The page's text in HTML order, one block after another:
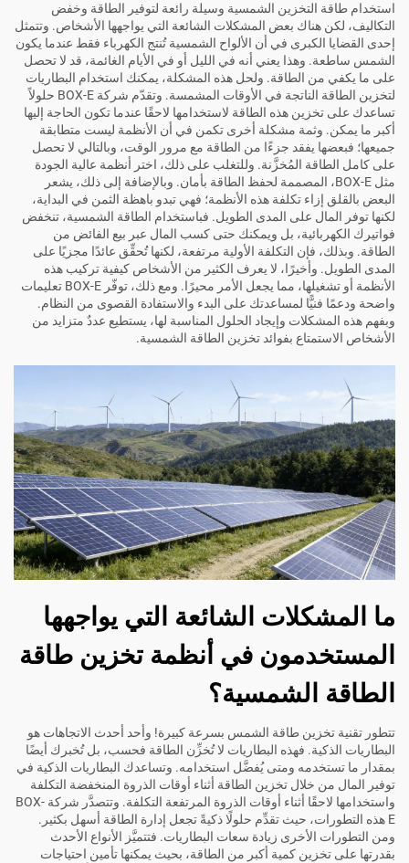
استخدام طاقة التخزين الشمسية وسيلة رائعة لتوفير الطاقة وخفض
التكاليف، لكن هناك بعض المشكلات الشائعة التي يواجهها الأشخاص. وتتمثل
إحدى القضايا الكبرى في أن الألواح الشمسية تُنتج الكهرباء فقط عندما يكون
الشمس ساطعة. وهذا يعني أنه في الليل أو في الأيام الغائمة، قد لا تحصل
على ما يكفي من الطاقة. ولحل هذه المشكلة، يمكنك استخدام البطاريات
لتخزين الطاقة الناتجة في الأوقات المشمسة. وتقدّم شركة BOX-E حلولاً
تساعدك على تخزين هذه الطاقة لاستخدامها لاحقًا عندما تكون الحاجة إليها
أكبر ما يمكن. وثمة مشكلة أخرى تكمن في أن الأنظمة ليست متطابقة
جميعها؛ فبعضها يفقد جزءًا من الطاقة مع مرور الوقت، وبالتالي لا تحصل
على كامل الطاقة المُخزَّنة. وللتغلب على ذلك، اختر أنظمة عالية الجودة
مثل BOX-E، المصممة لحفظ الطاقة بأمان. وبالإضافة إلى ذلك، يشعر
البعض بالقلق إزاء تكلفة هذه الأنظمة؛ فهي تبدو باهظة الثمن في البداية،
لكنها توفر المال على المدى الطويل. فباستخدام الطاقة الشمسية، تنخفض
فواتيرك الكهربائية، بل ويمكنك حتى كسب المال عبر بيع الفائض من
الطاقة. وبذلك، فإن التكلفة الأولية مرتفعة، لكنها تُحقِّق عائدًا مجزيًا على
المدى الطويل. وأخيرًا، لا يعرف الكثير من الأشخاص كيفية تركيب هذه
الأنظمة أو تشغيلها، مما يجعل الأمر محيرًا. ومع ذلك، توفّر BOX-E تعليمات
واضحة ودعمًا فنيًّا لمساعدتك على البدء والاستفادة القصوى من النظام.
وبفهم هذه المشكلات وإيجاد الحلول المناسبة لها، يستطيع عددٌ متزايد من
الأشخاص الاستمتاع بفوائد تخزين الطاقة الشمسية.
ما المشكلات الشائعة التي يواجهها
المستخدمون في أنظمة تخزين طاقة
الطاقة الشمسية؟
تتطور تقنية تخزين طاقة الشمس بسرعة كبيرة! وأحد أحدث الاتجاهات هو
البطاريات الذكية. فهذه البطاريات لا تُخزِّن الطاقة فحسب، بل تُخبرك أيضًا
بمقدار ما تستخدمه ومتى يُفضَّل استخدامه. وتساعدك البطاريات الذكية في
توفير المال من خلال تخزين الطاقة أثناء أوقات الذروة المنخفضة التكلفة
واستخدامها لاحقًا أثناء أوقات الذروة المرتفعة التكلفة. وتتصدَّر شركة BOX-
E هذه التطورات، حيث تقدِّم حلولًا ذكيةً تجعل إدارة الطاقة أسهل بكثير.
ومن التطورات الأخرى زيادة سعات البطاريات. فتتميَّز الأنواع الأحدث
بقدرتها على تخزين كمية أكبر من الطاقة، بحيث يمكنها تأمين احتياجات